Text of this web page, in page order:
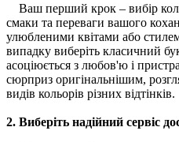
Ваш перший крок – вибір
смаки та переваги вашого
улюбленими квітами або
випадку виберіть класичний
асоціюється з любов'ю і
сюрприз оригінальнішим,
видів кольорів різних відтінків.
2. Виберіть надійний сервіс